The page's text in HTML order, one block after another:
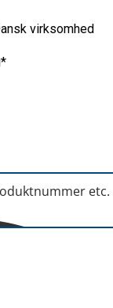
virksomhed